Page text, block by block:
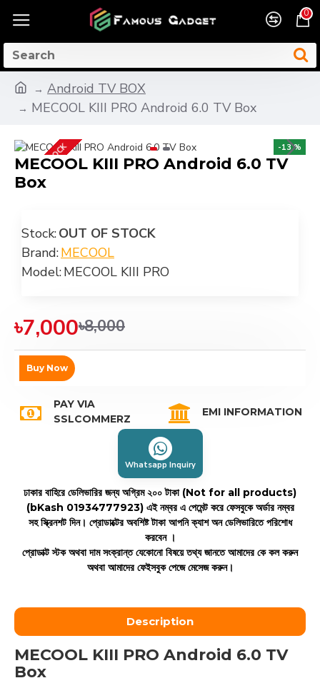
0
Android TV BOX
MECOOL KIII PRO Android 6.0 TV Box
-13 %
OUT OF STOCK
MECOOL KIII PRO Android 6.0 TV
Box
Stock:OUT OF STOCK
Brand:MECOOL
Model:MECOOL KIII PRO
৳7,000৳8,000
Buy Now
PAY VIA
SSLCOMMERZ
EMI INFORMATION
Whatsapp Inquiry
ঢাকার বাহিরে ডেলিভারির জন্য অগ্রিম ২০০ টাকা (Not for all products)
(bKash 01934777923) এই নম্বর এ পেমেন্ট করে ফেসবুকে অর্ডার নম্বর
সহ স্ক্রিনশট দিন। প্রোডাক্টের অবশিষ্ট টাকা আপনি ক্যাশ অন ডেলিভারিতে পরিশোধ
করবেন ।
প্রোডাক্ট স্টক অথবা দাম সংক্রান্ত যেকোনো বিষয়ে তথ্য জানতে আমাদের কে কল করুন
অথবা আমাদের ফেইসবুক পেজে মেসেজ করুন।
Description
MECOOL KIII PRO Android 6.0 TV
Box